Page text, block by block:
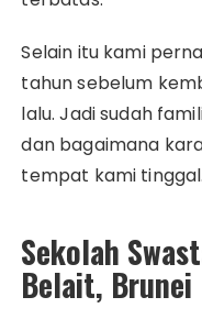
Selain itu kami
tahun sebelum
lalu. Jadi sudah
dan bagaimana
tempat kami tinggal.
Sekolah
Belait, Brunei